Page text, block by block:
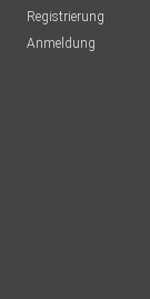
Registrierung
Anmeldung